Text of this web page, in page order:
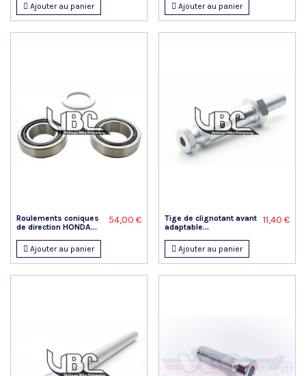
Ajouter au panier Ajouter au panier
Roulements coniques
de direction HONDA...
54,00 €
Ajouter au panier
Tige de clignotant avant
adaptable...
11,40 €
Ajouter au panier